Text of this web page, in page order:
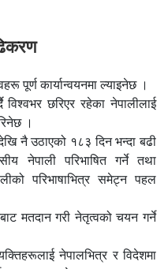
पूर्ण कार्यान्वयनमा ल्याइनेछ ।
छरिएर रहेका नेपालीलाई
।
नै उठाएको १८३ दिन भन्दा बढी
नेपाली परिभाषित गर्ने तथा
परिभाषाभित्र समेट्न पहल
मतदान गरी नेतृत्वको चयन गर्ने
नेपालभित्र र विदेशमा